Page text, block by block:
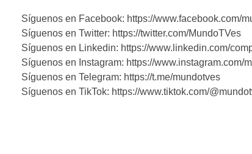
Síguenos en Facebook: https://www.facebook.com/
Síguenos en Twitter: https://twitter.com/MundoTVes
Síguenos en Linkedin: https://www.linkedin.com/
Síguenos en Instagram: https://www.instagram.com/
Síguenos en Telegram: https://t.me/mundotves
Síguenos en TikTok: https://www.tiktok.com/